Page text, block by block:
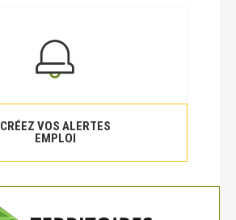
CRÉEZ VOS ALERTES
EMPLOI